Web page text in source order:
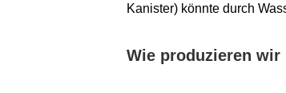
Kanister) könnte durch
Wie produzieren wir